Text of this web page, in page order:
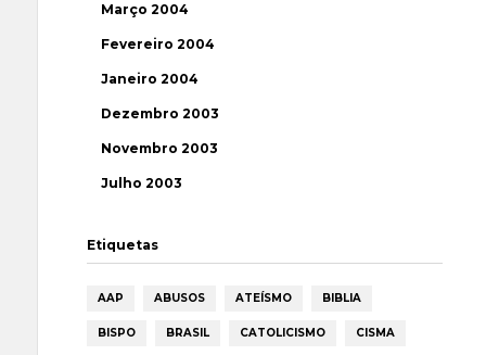
Março 2004
Fevereiro 2004
Janeiro 2004
Dezembro 2003
Novembro 2003
Julho 2003
Etiquetas
AAP ABUSOS ATEÍSMO BIBLIA
BISPO BRASIL CATOLICISMO CISMA